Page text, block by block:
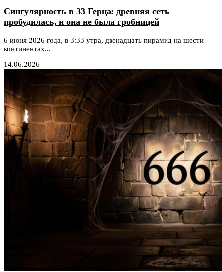
Сингулярность в 33 Герца: древняя сеть
пробудилась, и она не была гробницей
6 июня 2026 года, в 3:33 утра, двенадцать пирамид на шести
континентах...
14.06.2026